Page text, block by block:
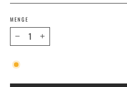
MENGE
+